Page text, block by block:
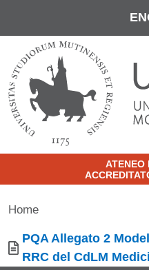
ATENEO
Home
Documento
PQA Allegato 2
RRC del CdLM